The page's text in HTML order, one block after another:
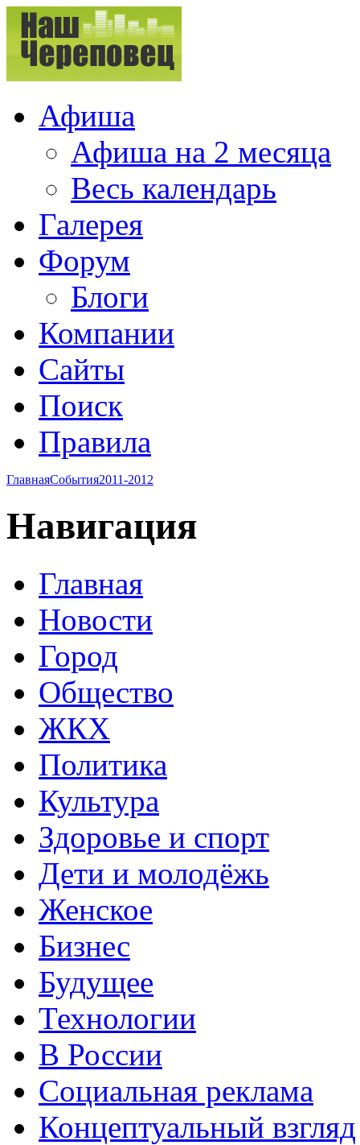
Афиша
Афиша на 2 месяца
Весь календарь
Галерея
Форум
Блоги
Компании
Сайты
Поиск
Правила
ГлавнаяСобытия2011-2012
Навигация
Главная
Новости
Город
Общество
ЖКХ
Политика
Культура
Здоровье и спорт
Дети и молодёжь
Женское
Бизнес
Будущее
Технологии
В России
Социальная реклама
Концептуальный взгляд